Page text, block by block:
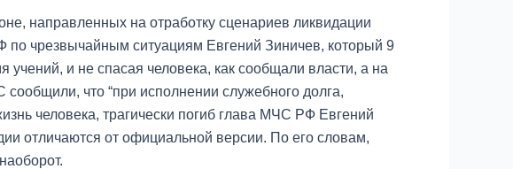
направленных на отработку сценариев ликвидации
по чрезвычайным ситуациям Евгений Зиничев, который 9
и не спасая человека, как сообщали власти, а на
что “при исполнении служебного долга,
человека, трагически погиб глава МЧС РФ Евгений
отличаются от официальной версии. По его словам,